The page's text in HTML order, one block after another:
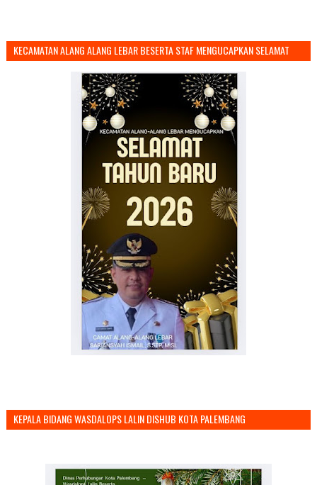
KECAMATAN ALANG ALANG LEBAR BESERTA STAF MENGUCAPKAN SELAMAT
KEPALA BIDANG WASDALOPS LALIN DISHUB KOTA PALEMBANG